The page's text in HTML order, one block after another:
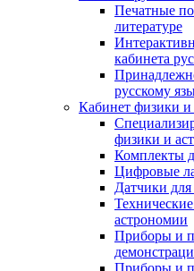
Печатные
литературе
кабинета
русскому
Кабинет физики и
физики и
Комплекты
Цифровые
Датчики
астрономии
Приборы и
Приборы и